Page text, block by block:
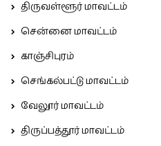
திருவள்ளூர் மாவட்டம்
சென்னை மாவட்டம்
காஞ்சிபுரம்
செங்கல்பட்டு மாவட்டம்
வேலூர் மாவட்டம்
திருப்பத்தூர் மாவட்டம்